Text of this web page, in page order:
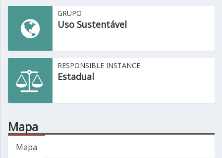
GRUPO
Uso Sustentável
RESPONSIBLE INSTANCE
Estadual
Mapa
Mapa